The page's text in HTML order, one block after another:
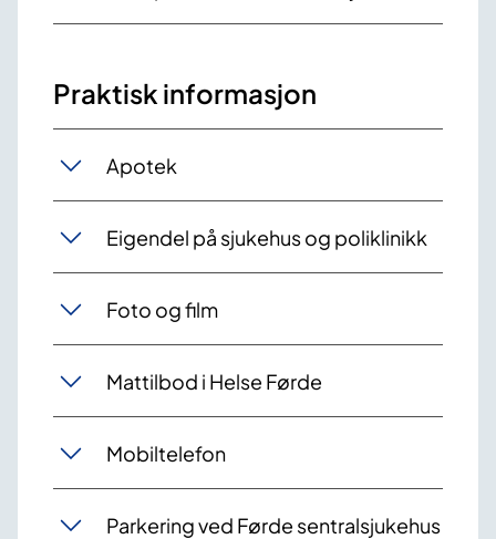
Praktisk informasjon
Apotek
Eigendel på sjukehus og poliklinikk
Foto og film
Mattilbod i Helse Førde
Mobiltelefon
Parkering ved Førde sentralsjukehus